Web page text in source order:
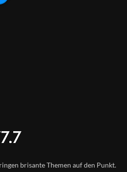
brisante Themen auf den Punkt.